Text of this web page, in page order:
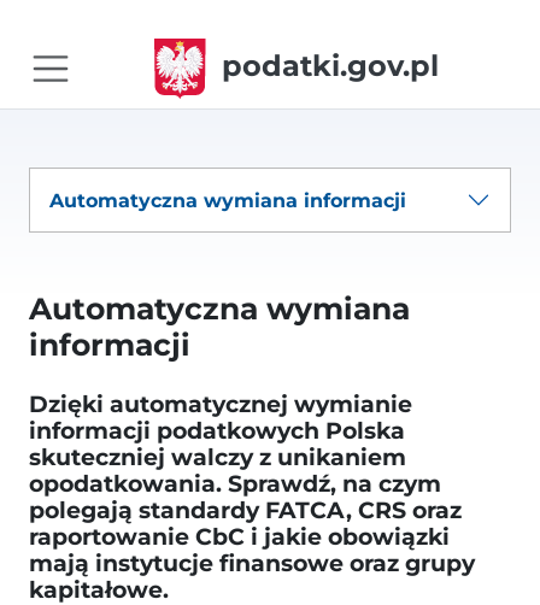
podatki.gov.pl
Automatyczna wymiana informacji
Automatyczna wymiana
informacji
Dzięki automatycznej wymianie
informacji podatkowych Polska
skuteczniej walczy z unikaniem
opodatkowania. Sprawdź, na czym
polegają standardy FATCA, CRS oraz
raportowanie CbC i jakie obowiązki
mają instytucje finansowe oraz grupy
kapitałowe.